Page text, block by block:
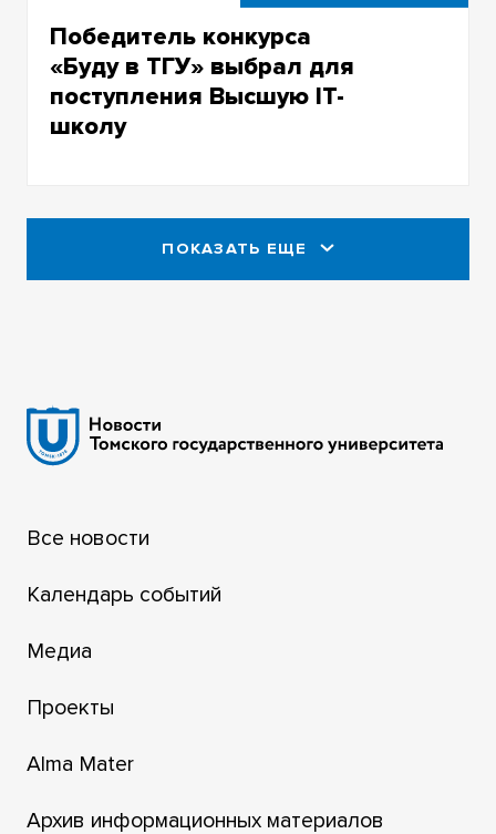
Победитель конкурса
«Буду в ТГУ» выбрал для
поступления Высшую IT-
школу
ПОКАЗАТЬ ЕЩЕ
Все новости
Календарь событий
Медиа
Проекты
Alma Mater
Архив информационных материалов